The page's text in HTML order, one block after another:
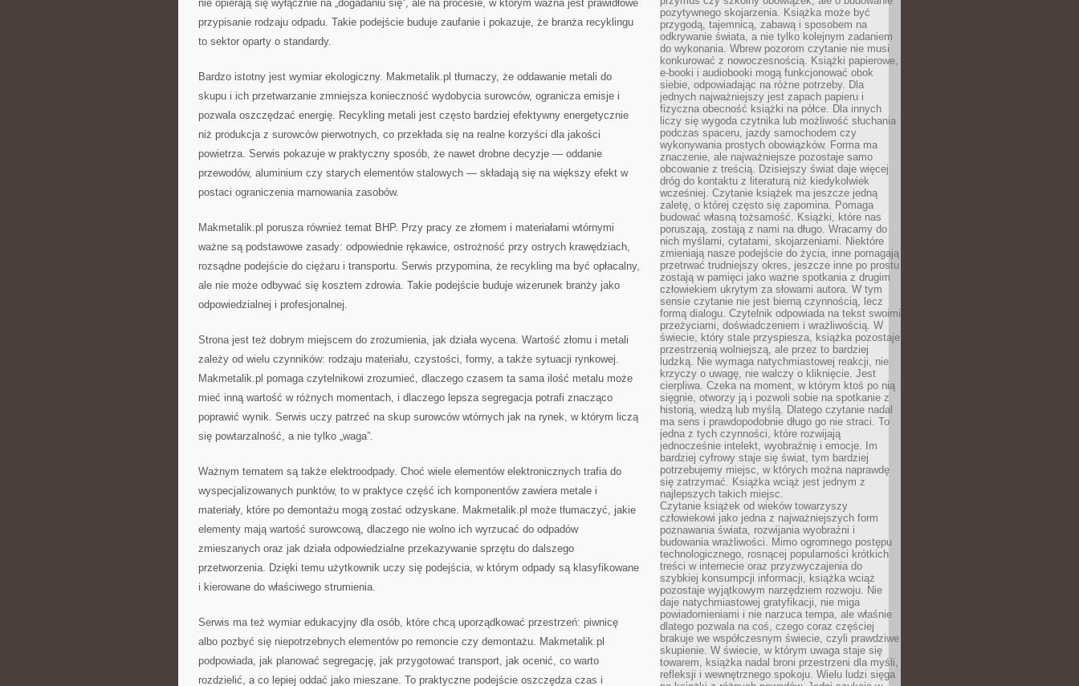
nie opierają się wyłącznie na „dogadaniu się”, ale na procesie, w którym ważna jest prawidłowe
przypisanie rodzaju odpadu. Takie podejście buduje zaufanie i pokazuje, że branża recyklingu
to sektor oparty o standardy.
Bardzo istotny jest wymiar ekologiczny. Makmetalik.pl tłumaczy, że oddawanie metali do
skupu i ich przetwarzanie zmniejsza konieczność wydobycia surowców, ogranicza emisje i
pozwala oszczędzać energię. Recykling metali jest często bardziej efektywny energetycznie
niż produkcja z surowców pierwotnych, co przekłada się na realne korzyści dla jakości
powietrza. Serwis pokazuje w praktyczny sposób, że nawet drobne decyzje — oddanie
przewodów, aluminium czy starych elementów stalowych — składają się na większy efekt w
postaci ograniczenia marnowania zasobów.
Makmetalik.pl porusza również temat BHP. Przy pracy ze złomem i materiałami wtórnymi
ważne są podstawowe zasady: odpowiednie rękawice, ostrożność przy ostrych krawędziach,
rozsądne podejście do ciężaru i transportu. Serwis przypomina, że recykling ma być opłacalny,
ale nie może odbywać się kosztem zdrowia. Takie podejście buduje wizerunek branży jako
odpowiedzialnej i profesjonalnej.
Strona jest też dobrym miejscem do zrozumienia, jak działa wycena. Wartość złomu i metali
zależy od wielu czynników: rodzaju materiału, czystości, formy, a także sytuacji rynkowej.
Makmetalik.pl pomaga czytelnikowi zrozumieć, dlaczego czasem ta sama ilość metalu może
mieć inną wartość w różnych momentach, i dlaczego lepsza segregacja potrafi znacząco
poprawić wynik. Serwis uczy patrzeć na skup surowców wtórnych jak na rynek, w którym liczą
się powtarzalność, a nie tylko „waga”.
Ważnym tematem są także elektroodpady. Choć wiele elementów elektronicznych trafia do
wyspecjalizowanych punktów, to w praktyce część ich komponentów zawiera metale i
materiały, które po demontażu mogą zostać odzyskane. Makmetalik.pl może tłumaczyć, jakie
elementy mają wartość surowcową, dlaczego nie wolno ich wyrzucać do odpadów
zmieszanych oraz jak działa odpowiedzialne przekazywanie sprzętu do dalszego
przetworzenia. Dzięki temu użytkownik uczy się podejścia, w którym odpady są klasyfikowane
i kierowane do właściwego strumienia.
Serwis ma też wymiar edukacyjny dla osób, które chcą uporządkować przestrzeń: piwnicę
albo pozbyć się niepotrzebnych elementów po remoncie czy demontażu. Makmetalik.pl
podpowiada, jak planować segregację, jak przygotować transport, jak ocenić, co warto
rozdzielić, a co lepiej oddać jako mieszane. To praktyczne podejście oszczędza czas i
pozytywnego skojarzenia. Książka może być
przygodą, tajemnicą, zabawą i sposobem na
odkrywanie świata, a nie tylko kolejnym zadaniem
do wykonania. Wbrew pozorom czytanie nie musi
konkurować z nowoczesnością. Książki papierowe,
e-booki i audiobooki mogą funkcjonować obok
siebie, odpowiadając na różne potrzeby. Dla
jednych najważniejszy jest zapach papieru i
fizyczna obecność książki na półce. Dla innych
liczy się wygoda czytnika lub możliwość słuchania
podczas spaceru, jazdy samochodem czy
wykonywania prostych obowiązków. Forma ma
znaczenie, ale najważniejsze pozostaje samo
obcowanie z treścią. Dzisiejszy świat daje więcej
dróg do kontaktu z literaturą niż kiedykolwiek
wcześniej. Czytanie książek ma jeszcze jedną
zaletę, o której często się zapomina. Pomaga
budować własną tożsamość. Książki, które nas
poruszają, zostają z nami na długo. Wracamy do
nich myślami, cytatami, skojarzeniami. Niektóre
zmieniają nasze podejście do życia, inne pomagają
przetrwać trudniejszy okres, jeszcze inne po prostu
zostają w pamięci jako ważne spotkania z drugim
człowiekiem ukrytym za słowami autora. W tym
sensie czytanie nie jest bierną czynnością, lecz
formą dialogu. Czytelnik odpowiada na tekst swoimi
przeżyciami, doświadczeniem i wrażliwością. W
świecie, który stale przyspiesza, książka pozostaje
przestrzenią wolniejszą, ale przez to bardziej
ludzką. Nie wymaga natychmiastowej reakcji, nie
krzyczy o uwagę, nie walczy o kliknięcie. Jest
cierpliwa. Czeka na moment, w którym ktoś po nią
sięgnie, otworzy ją i pozwoli sobie na spotkanie z
historią, wiedzą lub myślą. Dlatego czytanie nadal
ma sens i prawdopodobnie długo go nie straci. To
jedna z tych czynności, które rozwijają
jednocześnie intelekt, wyobraźnię i emocje. Im
bardziej cyfrowy staje się świat, tym bardziej
potrzebujemy miejsc, w których można naprawdę
się zatrzymać. Książka wciąż jest jednym z
najlepszych takich miejsc.
Czytanie książek od wieków towarzyszy
człowiekowi jako jedna z najważniejszych form
poznawania świata, rozwijania wyobraźni i
budowania wrażliwości. Mimo ogromnego postępu
technologicznego, rosnącej popularności krótkich
treści w internecie oraz przyzwyczajenia do
szybkiej konsumpcji informacji, książka wciąż
pozostaje wyjątkowym narzędziem rozwoju. Nie
daje natychmiastowej gratyfikacji, nie miga
powiadomieniami i nie narzuca tempa, ale właśnie
dlatego pozwala na coś, czego coraz częściej
brakuje we współczesnym świecie, czyli prawdziwe
skupienie. W świecie, w którym uwaga staje się
towarem, książka nadal broni przestrzeni dla myśli,
refleksji i wewnętrznego spokoju. Wielu ludzi sięga